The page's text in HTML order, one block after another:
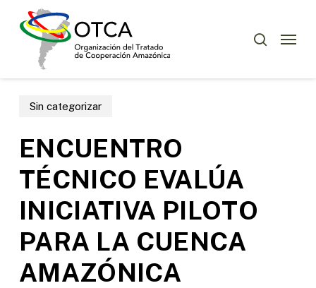
Menu
Sin categorizar
ENCUENTRO
TÉCNICO EVALÚA
INICIATIVA PILOTO
PARA LA CUENCA
AMAZÓNICA